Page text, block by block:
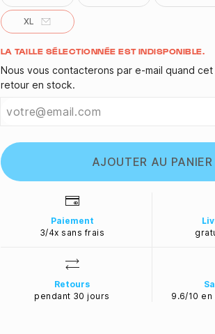
XL
Quantité
LA TAILLE SÉLECTIONNÉE EST INDISPONIBLE.
Nous vous contacterons par e-mail quand
retour en stock.
AJOUTER AU PANIER
Paiement
3/4x sans frais
Retours
pendant 30 jours
9.6/10